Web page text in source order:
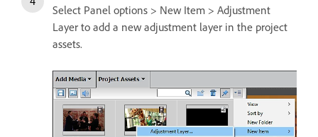
Select Panel options > New Item > Adjustment
Layer to add a new adjustment layer in the project
assets.